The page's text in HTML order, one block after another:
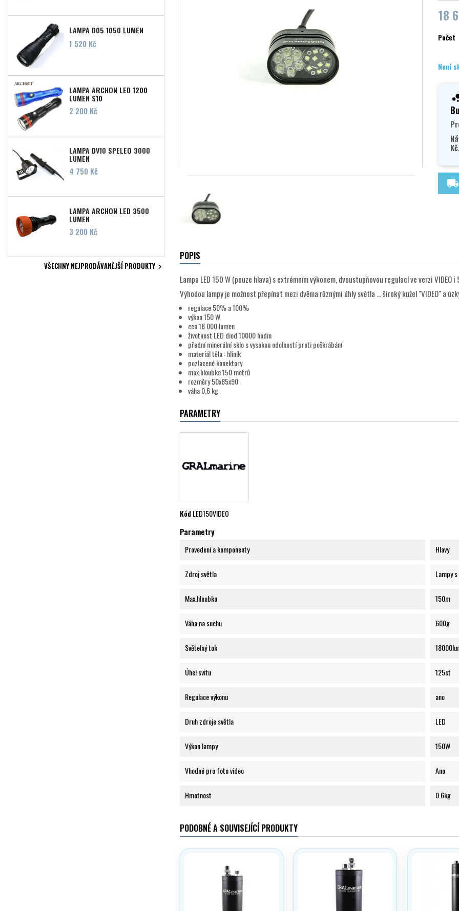
LAMPA D05 1050 LUMEN
Cena
1 520 Kč
LAMPA ARCHON LED 1200
LUMEN S10
Cena
2 200 Kč
LAMPA DV10 SPELEO 3000
LUMEN
Cena
4 750 Kč
LAMPA ARCHON LED 3500
LUMEN
Cena
3 200 Kč
VŠECHNY NEJPRODÁVANĚJŠÍ PRODUKTY 
18
Počet
Není
local_shipping
POPIS
Lampa LED 150 W (pouze hlava) s extrémním výkonem, dvoustupňovou regulací ve verzi VIDEO i
Výhodou lampy je možnost přepínat mezi dvěma různými úhly světla ... široký kužel "VIDEO" a
regulace 50% a 100%
výkon 150 W
cca 18 000 lumen
životnost LED diod 10000 hodin
přední minerální sklo s vysokou odolností proti poškrábání
materiál těla : hliník
pozlacené konektory
max.hloubka 150 metrů
rozměry 50x85x90
váha 0,6 kg
PARAMETRY
KódLED150VIDEO
Parametry
Provedení a komponenty Hlavy
Zdroj světla Lampy
Max.hloubka 150m
Váha na suchu 600g
Světelný tok
Úhel svitu 125st
Regulace výkonu ano
Druh zdroje světla LED
Výkon lampy 150W
Vhodné pro foto video Ano
Hmotnost 0.6kg
PODOBNÉ A SOUVISEJÍCÍ PRODUKTY